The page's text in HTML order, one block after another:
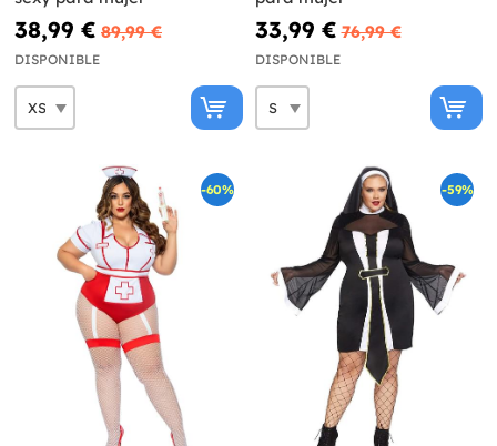
38,99 € 89,99 €
DISPONIBLE
33,99 € 76,99 €
DISPONIBLE
-60% -59%